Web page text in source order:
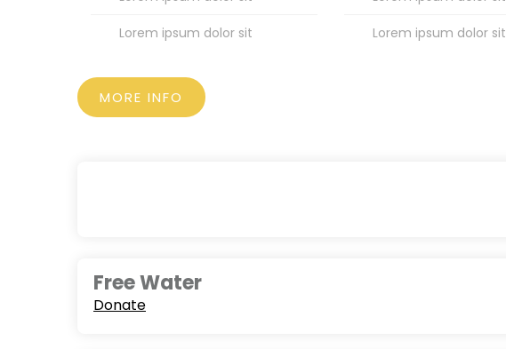
Lorem ipsum dolor sit Lorem ipsum dolor sit
MORE INFO
Free Water
Donate